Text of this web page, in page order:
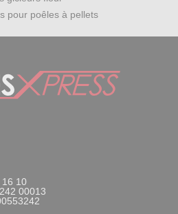
pour poêles à pellets
10
00013